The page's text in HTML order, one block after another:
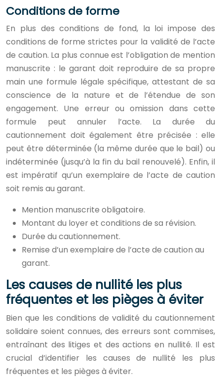
Conditions de forme
En plus des conditions de fond, la loi impose des
conditions de forme strictes pour la validité de l’acte
de caution. La plus connue est l’obligation de mention
manuscrite : le garant doit reproduire de sa propre
main une formule légale spécifique, attestant de sa
conscience de la nature et de l’étendue de son
engagement. Une erreur ou omission dans cette
formule peut annuler l’acte. La durée du
cautionnement doit également être précisée : elle
peut être déterminée (la même durée que le bail) ou
indéterminée (jusqu’à la fin du bail renouvelé). Enfin, il
est impératif qu’un exemplaire de l’acte de caution
soit remis au garant.
Mention manuscrite obligatoire.
Montant du loyer et conditions de sa révision.
Durée du cautionnement.
Remise d’un exemplaire de l’acte de caution au
garant.
Les causes de nullité les plus
fréquentes et les pièges à éviter
Bien que les conditions de validité du cautionnement
solidaire soient connues, des erreurs sont commises,
entraînant des litiges et des actions en nullité. Il est
crucial d’identifier les causes de nullité les plus
fréquentes et les pièges à éviter.